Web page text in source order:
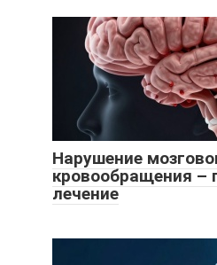
Нарушение
кровообращения –
лечение